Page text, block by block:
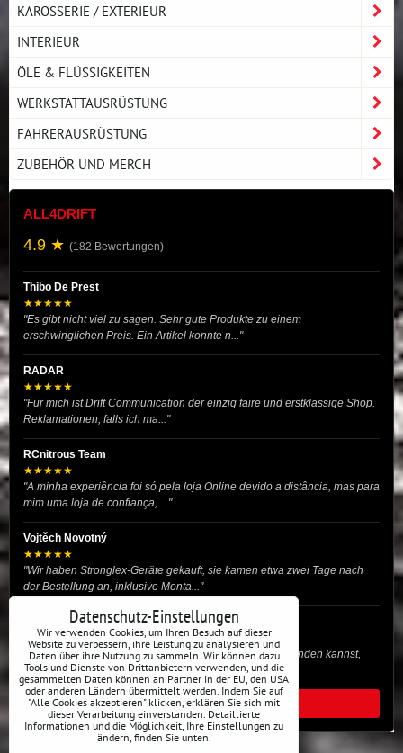
KAROSSERIE / EXTERIEUR
INTERIEUR
ÖLE & FLÜSSIGKEITEN
WERKSTATTAUSRÜSTUNG
FAHRERAUSRÜSTUNG
ZUBEHÖR UND MERCH
ALL4DRIFT
4.9 ★ (182 Bewertungen)
Thibo De Prest
★★★★★
"Es gibt nicht viel zu sagen. Sehr gute Produkte zu einem
erschwinglichen Preis. Ein Artikel konnte n..."
RADAR
★★★★★
"Für mich ist Drift Communication der einzig faire und erstklassige Shop.
Reklamationen, falls ich ma..."
RCnitrous Team
★★★★★
"A minha experiência foi só pela loja Online devido a distância, mas para
mim uma loja de confiança, ..."
Vojtěch Novotný
★★★★★
"Wir haben Stronglex-Geräte gekauft, sie kamen etwa zwei Tage nach
der Bestellung an, inklusive Monta..."
josef helmich
★★★★★
"Hier gibt es viele Dinge, die du für dein Drift-Auto verwenden kannst,
egal ob Profi oder für die St..."
ALLE BEWERTUNGEN
Datenschutz-Einstellungen
Wir verwenden Cookies, um Ihren Besuch auf dieser
Website zu verbessern, ihre Leistung zu analysieren und
Daten über ihre Nutzung zu sammeln. Wir können dazu
Tools und Dienste von Drittanbietern verwenden, und die
gesammelten Daten können an Partner in der EU, den USA
oder anderen Ländern übermittelt werden. Indem Sie auf
"Alle Cookies akzeptieren" klicken, erklären Sie sich mit
dieser Verarbeitung einverstanden. Detaillierte
Informationen und die Möglichkeit, Ihre Einstellungen zu
ändern, finden Sie unten.